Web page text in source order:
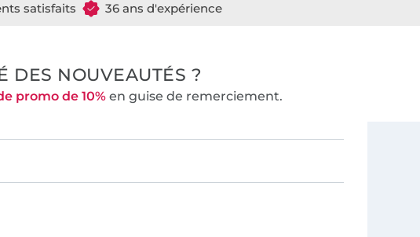
satisfaits 36 ans d'expérience
DES NOUVEAUTÉS ?
promo de 10%en guise de remerciement.